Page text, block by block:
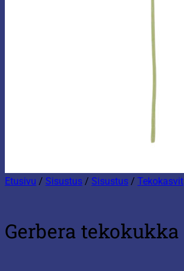
Etusivu / Sisustus / Sisustus / Tekokasvit
Gerbera tekokukka